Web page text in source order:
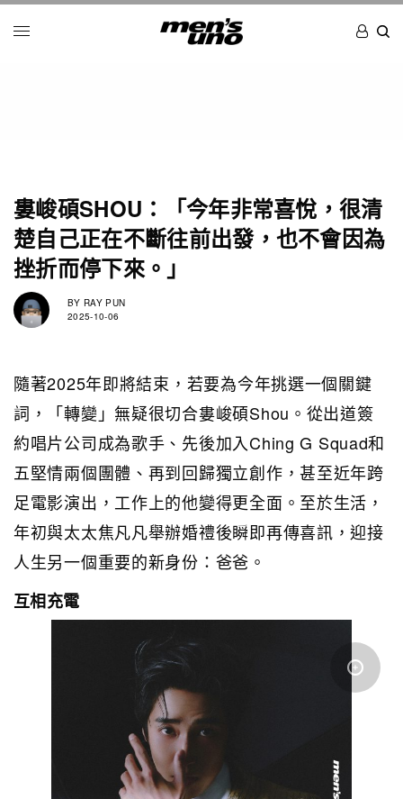
婁峻碩SHOU：「今年非常喜悅，很清
楚自己正在不斷往前出發，也不會因為
挫折而停下來。」
BY RAY PUN
2025-10-06
隨著2025年即將結束，若要為今年挑選一個關鍵
詞，「轉變」無疑很切合婁峻碩Shou。從出道簽
約唱片公司成為歌手、先後加入Ching G Squad和
五堅情兩個團體、再到回歸獨立創作，甚至近年跨
足電影演出，工作上的他變得更全面。至於生活，
年初與太太焦凡凡舉辦婚禮後瞬即再傳喜訊，迎接
人生另一個重要的新身份：爸爸。
互相充電